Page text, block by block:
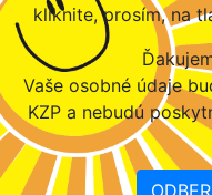
kliknite, prosím, na
Vaše osobné údaje
KZP a nebudú